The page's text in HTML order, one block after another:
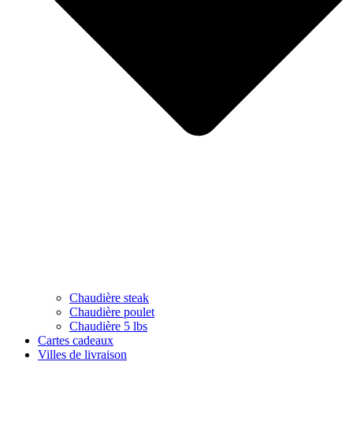
Chaudière steak
Chaudière poulet
Chaudière 5 lbs
Cartes cadeaux
Villes de livraison